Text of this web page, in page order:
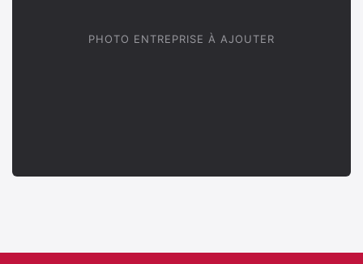
PHOTO ENTREPRISE À AJOUTER